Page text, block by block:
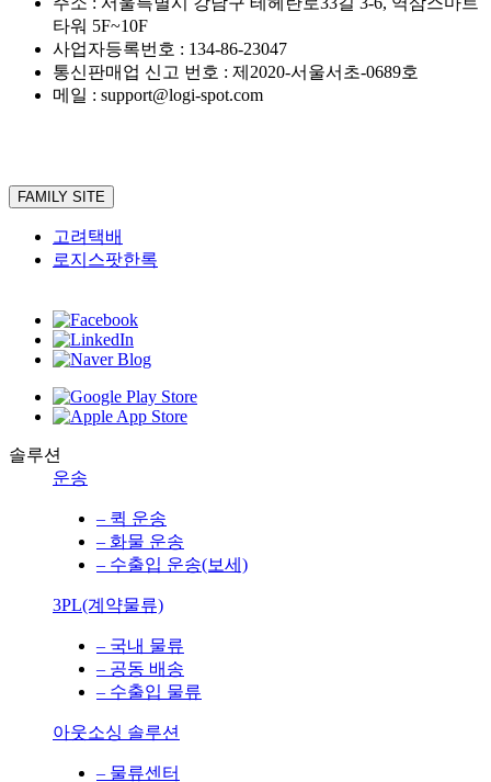
타워 5F~10F
사업자등록번호 : 134-86-23047
통신판매업 신고 번호 : 제2020-서울서초-0689호
메일 : support@logi-spot.com
FAMILY SITE
고려택배
로지스팟한록
솔루션
운송
– 퀵 운송
– 화물 운송
– 수출입 운송(보세)
3PL(계약물류)
– 국내 물류
– 공동 배송
– 수출입 물류
아웃소싱 솔루션
– 물류센터